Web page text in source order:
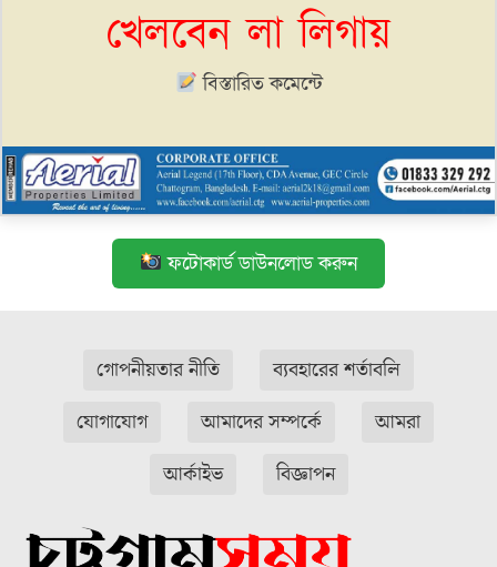
খেলবেন লা লিগায়
বিস্তারিত কমেন্টে
ফটোকার্ড ডাউনলোড করুন
গোপনীয়তার নীতি
ব্যবহারের শর্তাবলি
যোগাযোগ
আমাদের সম্পর্কে
আমরা
আর্কাইভ
বিজ্ঞাপন